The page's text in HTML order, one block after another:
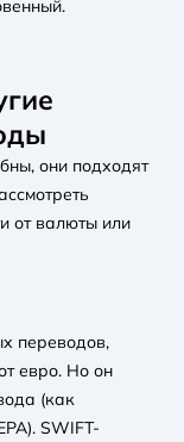
они подходят
от валюты или
переводов,
евро. Но он
(как
SWIFT-